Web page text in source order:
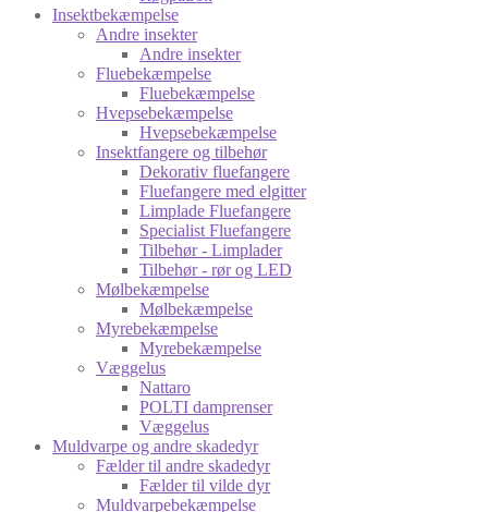
Insektbekæmpelse
Andre insekter
Andre insekter
Fluebekæmpelse
Fluebekæmpelse
Hvepsebekæmpelse
Hvepsebekæmpelse
Insektfangere og tilbehør
Dekorativ fluefangere
Fluefangere med elgitter
Limplade Fluefangere
Specialist Fluefangere
Tilbehør - Limplader
Tilbehør - rør og LED
Mølbekæmpelse
Mølbekæmpelse
Myrebekæmpelse
Myrebekæmpelse
Væggelus
Nattaro
POLTI damprenser
Væggelus
Muldvarpe og andre skadedyr
Fælder til andre skadedyr
Fælder til vilde dyr
Muldvarpebekæmpelse